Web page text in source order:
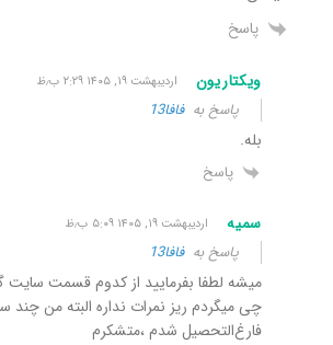
پاسخ
ویکتاریون اردیبهشت ۱۹, ۱۴۰۵ ۲:۲۹ ب٫ظ
پاسخ بهفافا13
بله.
پاسخ
سمیه اردیبهشت ۱۹, ۱۴۰۵ ۵:۰۹ ب٫ظ
پاسخ بهفافا13
میشه لطفا بفرمایید از کدوم قسمت سایت
چی میگردم ریز نمرات نداره البته من
فارغ‌التحصیل شدم ،متشکرم